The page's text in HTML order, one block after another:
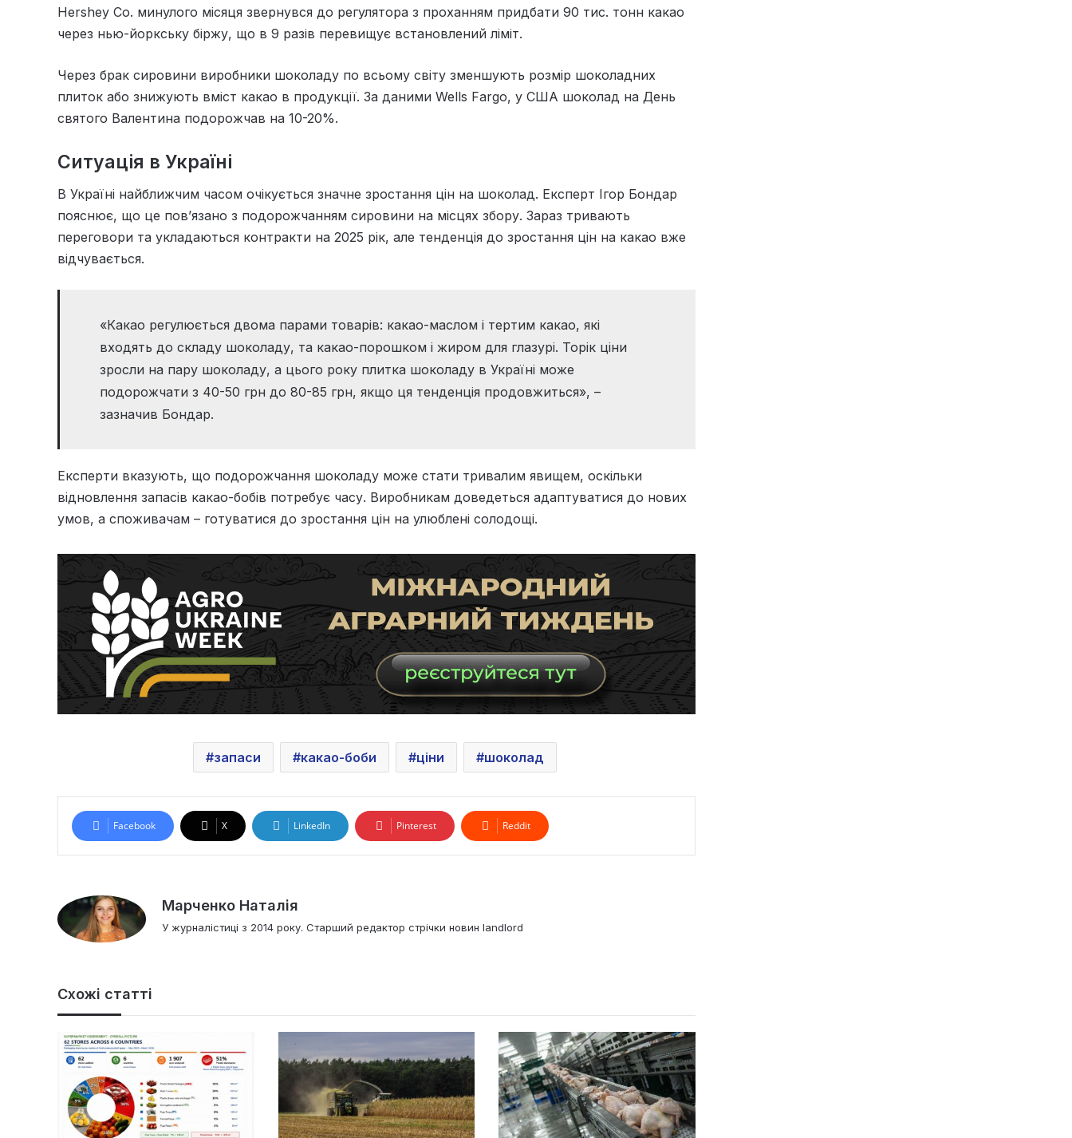
Hershey Co. минулого місяця звернувся до регулятора з проханням придбати 90 тис. тонн какао
через нью-йоркську біржу, що в 9 разів перевищує встановлений ліміт.
Через брак сировини виробники шоколаду по всьому світу зменшують розмір шоколадних
плиток або знижують вміст какао в продукції. За даними Wells Fargo, у США шоколад на День
святого Валентина подорожчав на 10-20%.
Ситуація в Україні
В Україні найближчим часом очікується значне зростання цін на шоколад. Експерт Ігор Бондар
пояснює, що це пов’язано з подорожчанням сировини на місцях збору. Зараз тривають
переговори та укладаються контракти на 2025 рік, але тенденція до зростання цін на какао вже
відчувається.
«Какао регулюється двома парами товарів: какао-маслом і тертим какао, які
входять до складу шоколаду, та какао-порошком і жиром для глазурі. Торік ціни
зросли на пару шоколаду, а цього року плитка шоколаду в Україні може
подорожчати з 40-50 грн до 80-85 грн, якщо ця тенденція продовжиться», –
зазначив Бондар.
Експерти вказують, що подорожчання шоколаду може стати тривалим явищем, оскільки
відновлення запасів какао-бобів потребує часу. Виробникам доведеться адаптуватися до нових
умов, а споживачам – готуватися до зростання цін на улюблені солодощі.
запаси какао-боби ціни шоколад
Facebook X LinkedIn Pinterest Reddit
Марченко Наталія
У журналістиці з 2014 року. Старший редактор стрічки новин landlord
Схожі статті